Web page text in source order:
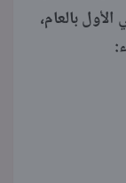
بالعام،